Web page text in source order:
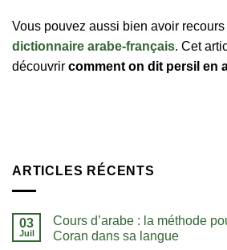
Vous pouvez aussi bien avoir recours
dictionnaire arabe-français. Cet
découvrir comment on dit persil en
ARTICLES RÉCENTS
03
Juil
Cours d’arabe : la méthode
Coran dans sa langue